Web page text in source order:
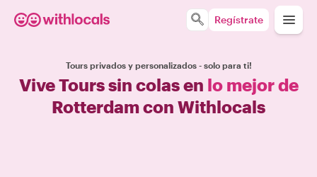
Regístrate
Tours privados y personalizados - solo para ti!
Vive Tours sin colas en lo mejor de
Rotterdam con Withlocals